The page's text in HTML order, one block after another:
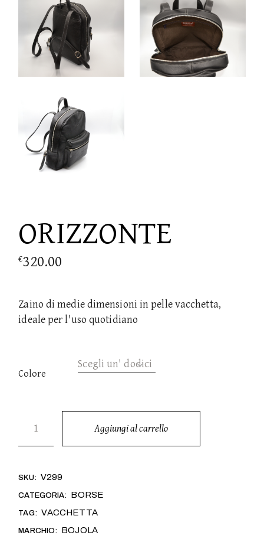
ORIZZONTE
€320.00
Zaino di medie dimensioni in pelle vacchetta,
ideale per l'uso quotidiano
Colore
Scegli un' dodici
ORIZZONTE quantità
Aggiungi al carrello
SKU: V299
CATEGORIA: BORSE
TAG: VACCHETTA
MARCHIO: BOJOLA